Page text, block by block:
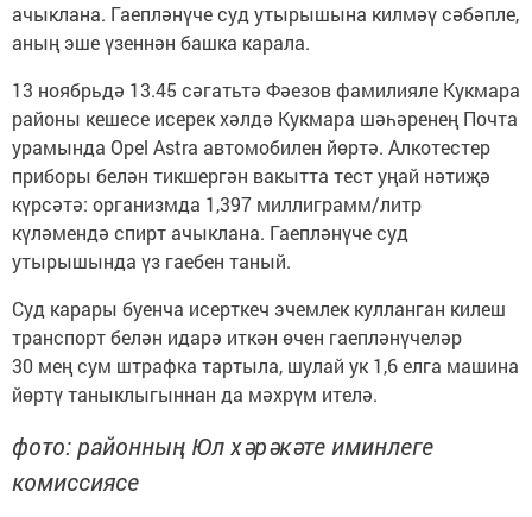
ачыклана. Гаепләнүче суд утырышына килмәү сәбәпле,
аның эше үзеннән башка карала.
13 ноябрьдә 13.45 сәгатьтә Фәезов фамилияле Кукмара
районы кешесе исерек хәлдә Кукмара шәһәренең Почта
урамында Opel Astra автомобилен йөртә. Алкотестер
приборы белән тикшергән вакытта тест уңай нәтиҗә
күрсәтә: организмда 1,397 миллиграмм/литр
күләмендә спирт ачыклана. Гаепләнүче суд
утырышында үз гаебен таный.
Суд карары буенча исерткеч эчемлек кулланган килеш
транспорт белән идарә иткән өчен гаепләнүчеләр
30 мең сум штрафка тартыла, шулай ук 1,6 елга машина
йөртү таныклыгыннан да мәхрүм ителә.
фото: районның Юл хәрәкәте иминлеге
комиссиясе